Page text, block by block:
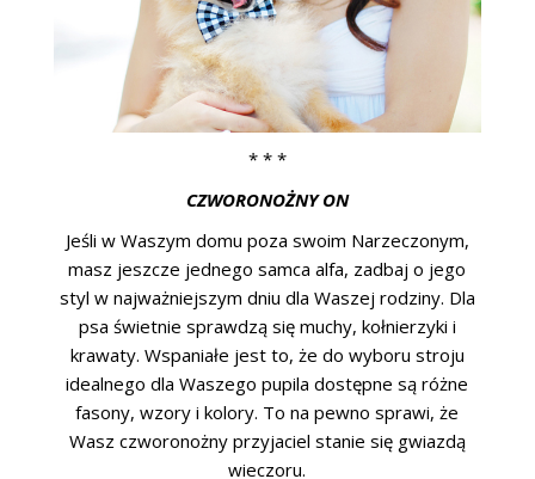
* * *
CZWORONOŻNY ON
Jeśli w Waszym domu poza swoim Narzeczonym,
masz jeszcze jednego samca alfa, zadbaj o jego
styl w najważniejszym dniu dla Waszej rodziny. Dla
psa świetnie sprawdzą się muchy, kołnierzyki i
krawaty. Wspaniałe jest to, że do wyboru stroju
idealnego dla Waszego pupila dostępne są różne
fasony, wzory i kolory. To na pewno sprawi, że
Wasz czworonożny przyjaciel stanie się gwiazdą
wieczoru.